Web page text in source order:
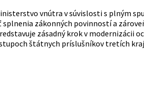
vnútra v súvislosti s plným
zákonných povinností a
zásadný krok v modernizácii
štátnych príslušníkov tretích